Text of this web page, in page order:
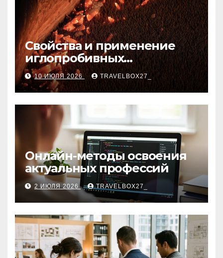
Свойства и применение
иглопробивных
базальтовых огнеупорных
матов
10 ИЮЛЯ 2026 TRAVELBOX27_
Онлайн-методы освоения
актуальных профессий
2 ИЮЛЯ 2026 TRAVELBOX27_